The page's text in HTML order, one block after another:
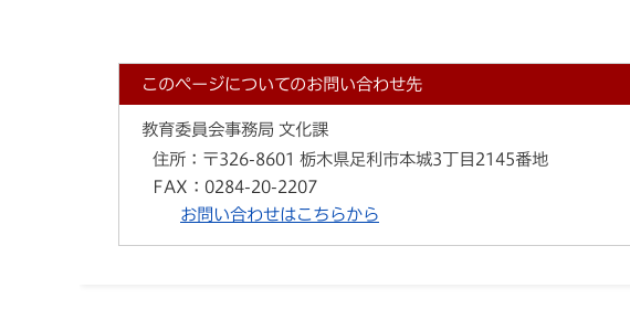
このページについてのお問い合わせ先
教育委員会事務局 文化課
住所： 〒326-8601 栃木県足利市本城3丁目2145番地
FAX： 0284-20-2207
お問い合わせはこちらから